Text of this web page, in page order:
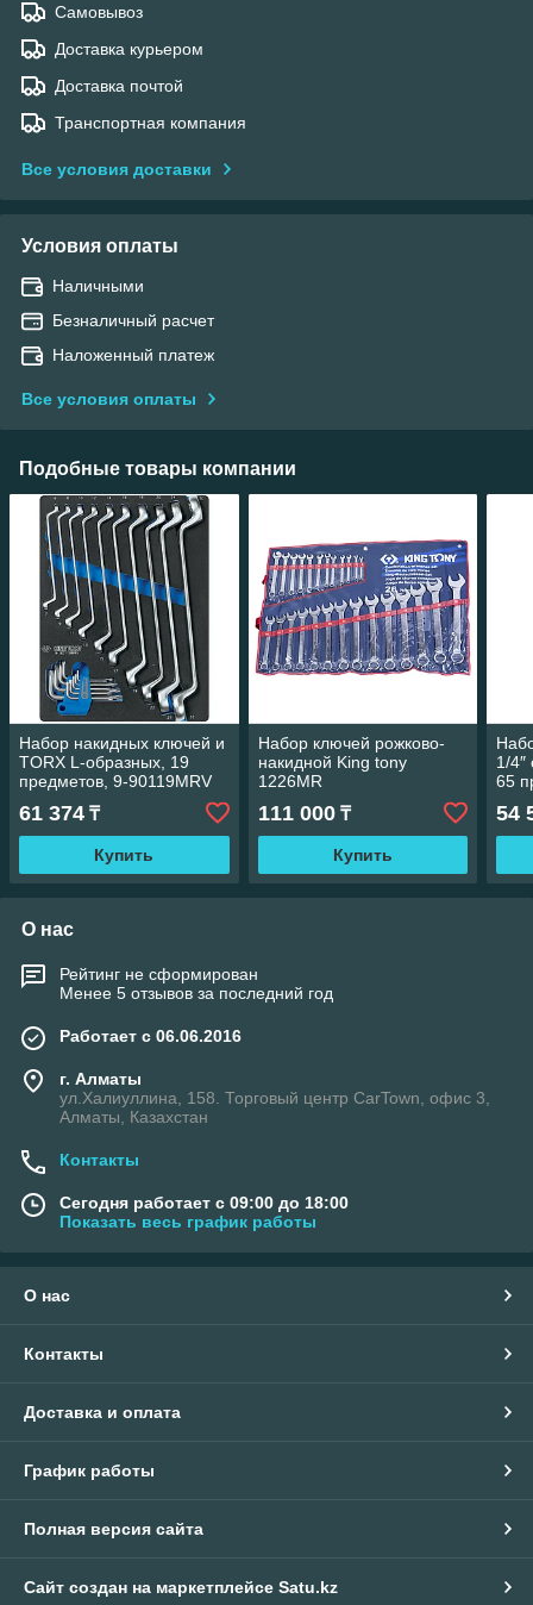
Самовывоз
Доставка курьером
Доставка почтой
Транспортная компания
Все условия доставки
Условия оплаты
Наличными
Безналичный расчет
Наложенный платеж
Все условия оплаты
Подобные товары компании
Набор накидных ключей и
TORX L-образных, 19
предметов, 9-90119MRV
61 374 ₸
Купить
Набор ключей рожково-
накидной King tony
1226MR
111 000₸
Купить
1/
65
54
О нас
Рейтинг не сформирован
Менее 5 отзывов за последний год
Работает с 06.06.2016
г. Алматы
ул.Халиуллина, 158. Торговый центр CarTown, офис 3,
Алматы, Казахстан
Контакты
Сегодня работает с 09:00 до 18:00
Показать весь график работы
О нас
Контакты
Доставка и оплата
График работы
Полная версия сайта
Сайт создан на маркетплейсе Satu.kz